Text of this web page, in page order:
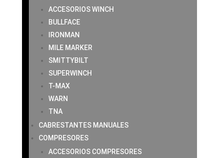
ACCESORIOS WINCH
BULLFACE
IRONMAN
MILE MARKER
SMITTYBILT
SUPERWINCH
T-MAX
WARN
TNA
CABRESTANTES MANUALES
COMPRESORES
ACCESORIOS COMPRESORES